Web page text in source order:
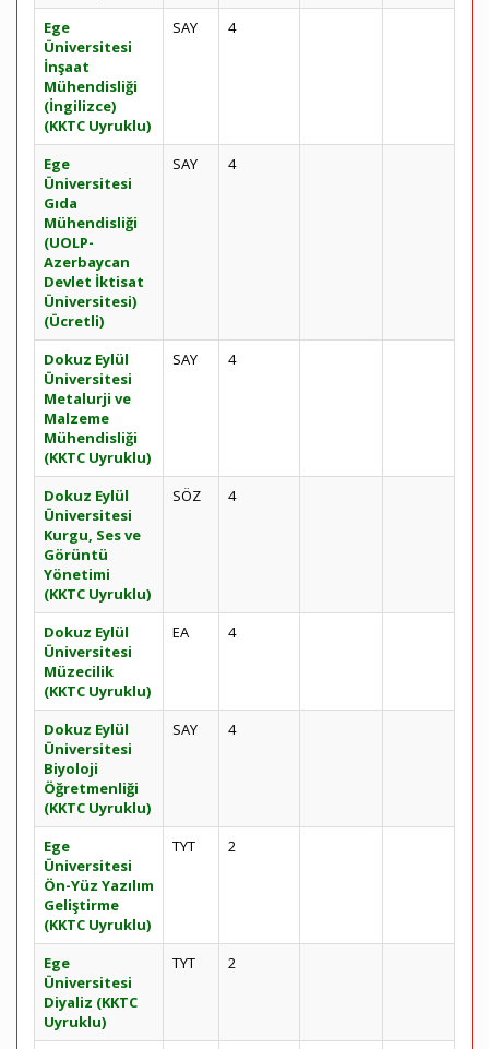
Ege
Üniversitesi
İnşaat
Mühendisliği
(İngilizce)
(KKTC Uyruklu)
SAY 4
Ege
Üniversitesi
Gıda
Mühendisliği
(UOLP-
Azerbaycan
Devlet İktisat
Üniversitesi)
(Ücretli)
SAY 4
Dokuz Eylül
Üniversitesi
Metalurji ve
Malzeme
Mühendisliği
(KKTC Uyruklu)
SAY 4
Dokuz Eylül
Üniversitesi
Kurgu, Ses ve
Görüntü
Yönetimi
(KKTC Uyruklu)
SÖZ 4
Dokuz Eylül
Üniversitesi
Müzecilik
(KKTC Uyruklu)
EA 4
Dokuz Eylül
Üniversitesi
Biyoloji
Öğretmenliği
(KKTC Uyruklu)
SAY 4
Ege
Üniversitesi
Ön-Yüz Yazılım
Geliştirme
(KKTC Uyruklu)
TYT 2
Ege
Üniversitesi
Diyaliz (KKTC
Uyruklu)
TYT 2